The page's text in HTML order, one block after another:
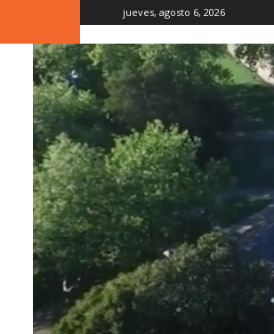
jueves, agosto 6, 2026